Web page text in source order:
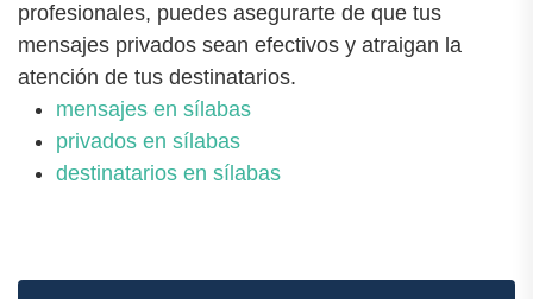
profesionales, puedes asegurarte de que tus
mensajes privados sean efectivos y atraigan la
atención de tus destinatarios.
mensajes en sílabas
privados en sílabas
destinatarios en sílabas